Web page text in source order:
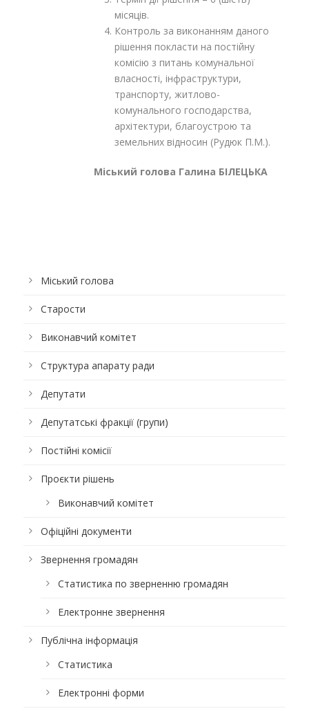
місяців.
Контроль за виконанням даного
рішення покласти на постійну
комісію з питань комунальної
власності, інфраструктури,
транспорту, житлово-
комунального господарства,
архітектури, благоустрою та
земельних відносин (Рудюк П.М.).
Міський голова Галина БІЛЕЦЬКА
Міський голова
Старости
Виконавчий комітет
Структура апарату ради
Депутати
Депутатські фракції (групи)
Постійні комісії
Проєкти рішень
Виконавчий комітет
Офіційні документи
Звернення громадян
Статистика по зверненню громадян
Електронне звернення
Публічна інформація
Статистика
Електронні форми